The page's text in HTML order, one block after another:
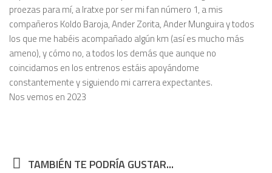
proezas para mí, a Iratxe por ser mi fan número 1, a mis
compañeros Koldo Baroja, Ander Zorita, Ander Munguira y todos
los que me habéis acompañado algún km (así es mucho más
ameno), y cómo no, a todos los demás que aunque no
coincidamos en los entrenos estáis apoyándome
constantemente y siguiendo mi carrera expectantes.
Nos vemos en 2023
TAMBIÉN TE PODRÍA GUSTAR...